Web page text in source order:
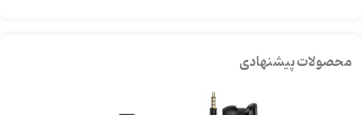
محصولات پیشنهادی